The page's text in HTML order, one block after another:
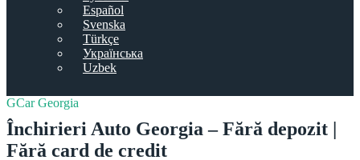
Español
Svenska
Türkçe
Українська
Uzbek
GCar Georgia
Închirieri Auto Georgia – Fără depozit |
Fără card de credit